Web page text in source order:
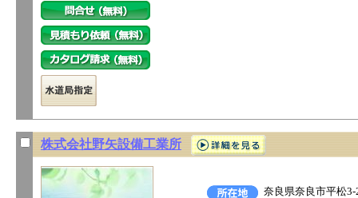
株式会社野矢設備工業所
奈良県奈良市平松